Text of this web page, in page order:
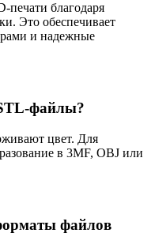
благодаря
Это обеспечивает
и надежные
файлы?
цвет. Для
в 3MF, OBJ или
файлов